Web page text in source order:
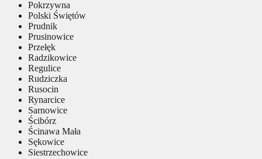
Pokrzywna
Polski Świętów
Prudnik
Prusinowice
Przełęk
Radzikowice
Regulice
Rudziczka
Rusocin
Rynarcice
Sarnowice
Ścibórz
Ścinawa Mała
Sękowice
Siestrzechowice